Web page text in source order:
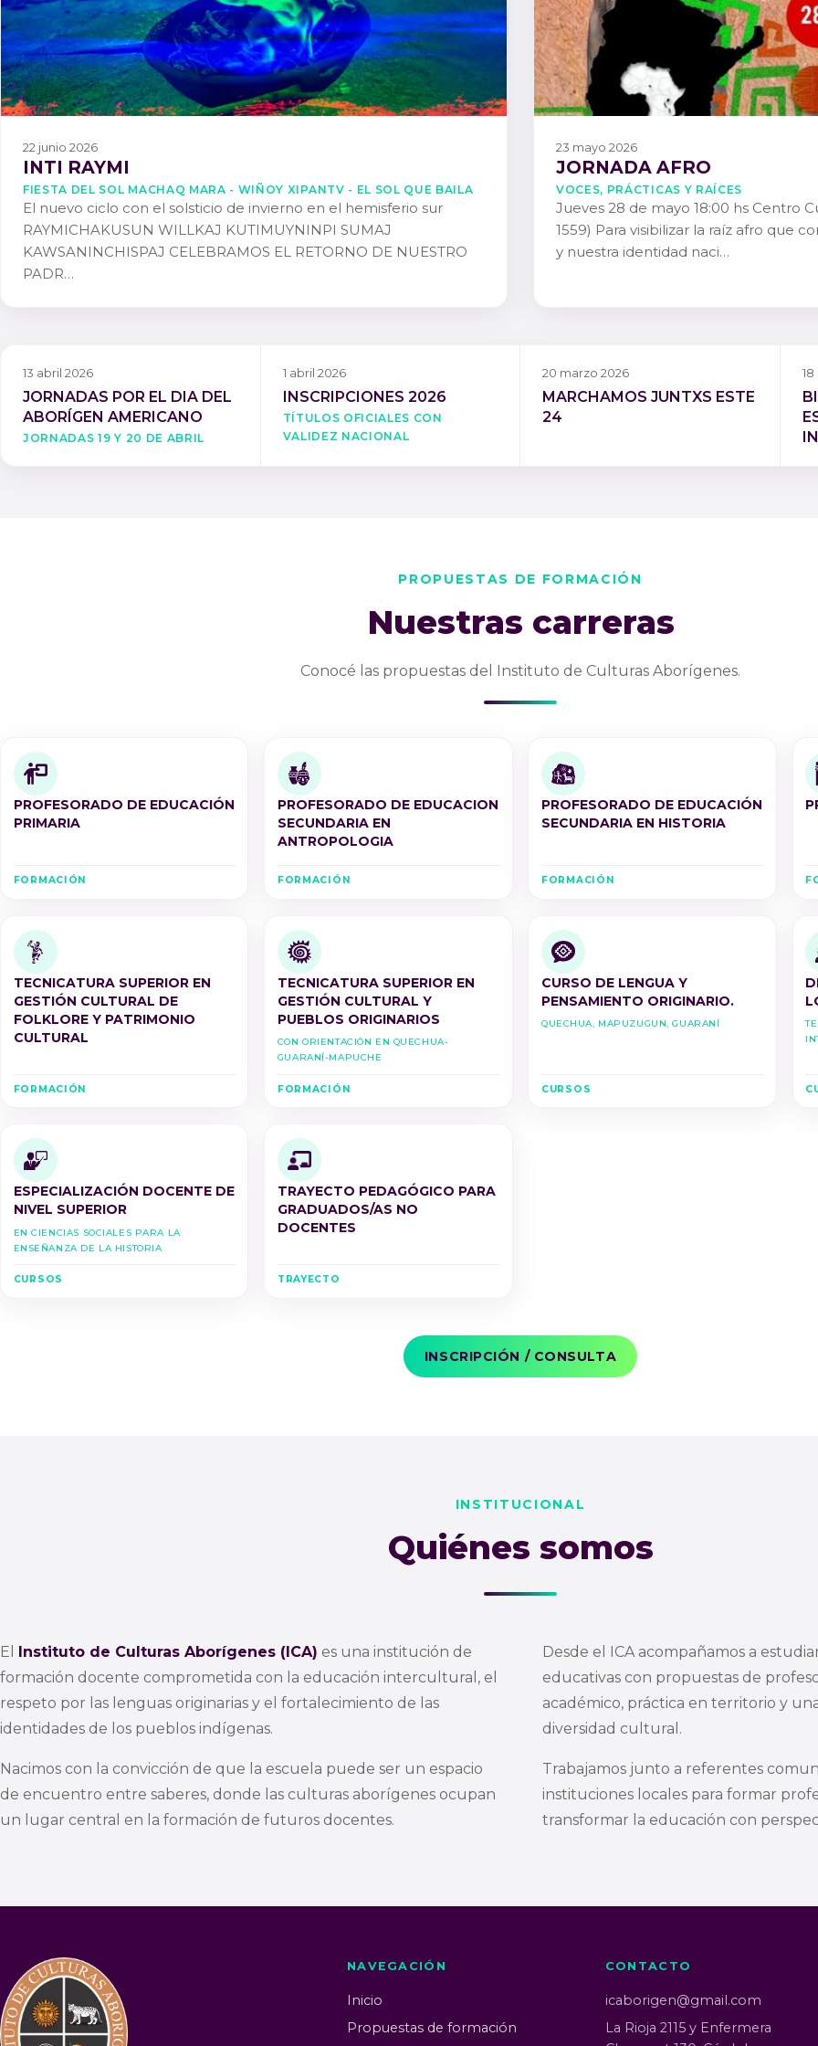
22 junio 2026
INTI RAYMI
FIESTA DEL SOL MACHAQ MARA - WIÑOY XIPANTV - EL SOL QUE BAILA
El nuevo ciclo con el solsticio de invierno en el hemisferio sur
RAYMICHAKUSUN WILLKAJ KUTIMUYNINPI SUMAJ
KAWSANINCHISPAJ CELEBRAMOS EL RETORNO DE NUESTRO
PADR…
23 mayo 2026
JORNADA AFRO
Voces, Prácticas y Raíces
Jueves 28 de mayo 18:00 hs Centro
1559) Para visibilizar la raíz afro que
y nuestra identidad naci…
13 abril 2026
JORNADAS POR EL DIA DEL
ABORÍGEN AMERICANO
Jornadas 19 y 20 de Abril
1 abril 2026
INSCRIPCIONES 2026
Títulos oficiales con
validez nacional
20 marzo 2026
MARCHAMOS JUNTXS ESTE
24
PROPUESTAS DE FORMACIÓN
Nuestras carreras
Conocé las propuestas del Instituto de Culturas Aborígenes.
PROFESORADO DE EDUCACIÓN
PRIMARIA
FORMACIÓN
PROFESORADO DE EDUCACION
SECUNDARIA EN
ANTROPOLOGIA
FORMACIÓN
PROFESORADO DE EDUCACIÓN
SECUNDARIA EN HISTORIA
FORMACIÓN
TECNICATURA SUPERIOR EN
GESTIÓN CULTURAL DE
FOLKLORE Y PATRIMONIO
CULTURAL
FORMACIÓN
TECNICATURA SUPERIOR EN
GESTIÓN CULTURAL Y
PUEBLOS ORIGINARIOS
Con Orientación en Quechua-
Guaraní-Mapuche
FORMACIÓN
CURSO DE LENGUA Y
PENSAMIENTO ORIGINARIO.
Quechua, Mapuzugun, Guaraní
CURSOS
ESPECIALIZACIÓN DOCENTE DE
NIVEL SUPERIOR
en Ciencias Sociales para la
Enseñanza de la Historia
CURSOS
TRAYECTO PEDAGÓGICO PARA
GRADUADOS/AS NO
DOCENTES
TRAYECTO
INSCRIPCIÓN / CONSULTA
INSTITUCIONAL
Quiénes somos
El Instituto de Culturas Aborígenes (ICA) es una institución de
formación docente comprometida con la educación intercultural, el
respeto por las lenguas originarias y el fortalecimiento de las
identidades de los pueblos indígenas.
Nacimos con la convicción de que la escuela puede ser un espacio
de encuentro entre saberes, donde las culturas aborígenes ocupan
un lugar central en la formación de futuros docentes.
Desde el ICA acompañamos a
educativas con propuestas de
académico, práctica en territorio y
diversidad cultural.
Trabajamos junto a referentes
instituciones locales para formar
transformar la educación con
NAVEGACIÓN
Inicio
Propuestas de formación
CONTACTO
icaborigen@gmail.com
La Rioja 2115 y Enfermera